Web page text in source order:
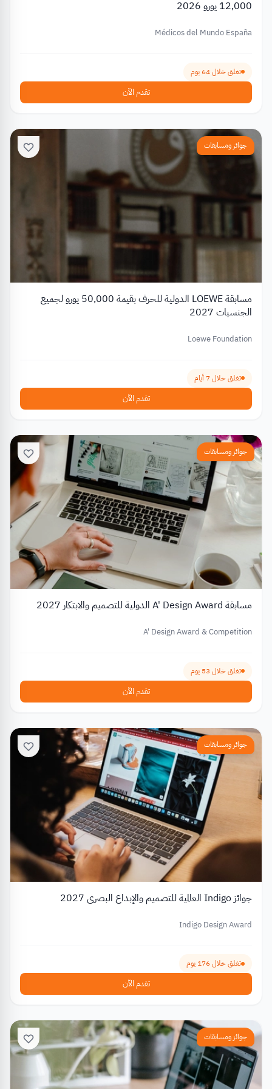
12,000 يورو 2026
Médicos del Mundo España
تغلق خلال 64 يوم
تقدم الآن
جوائز ومسابقات
مسابقة LOEWE الدولية للحرف بقيمة 50,000 يورو لجميع
الجنسيات 2027
Loewe Foundation
تغلق خلال 7 أيام
تقدم الآن
جوائز ومسابقات
مسابقة A' Design Award الدولية للتصميم والابتكار 2027
A' Design Award & Competition
تغلق خلال 53 يوم
تقدم الآن
جوائز ومسابقات
جوائز Indigo العالمية للتصميم والإبداع البصري 2027
Indigo Design Award
تغلق خلال 176 يوم
تقدم الآن
جوائز ومسابقات